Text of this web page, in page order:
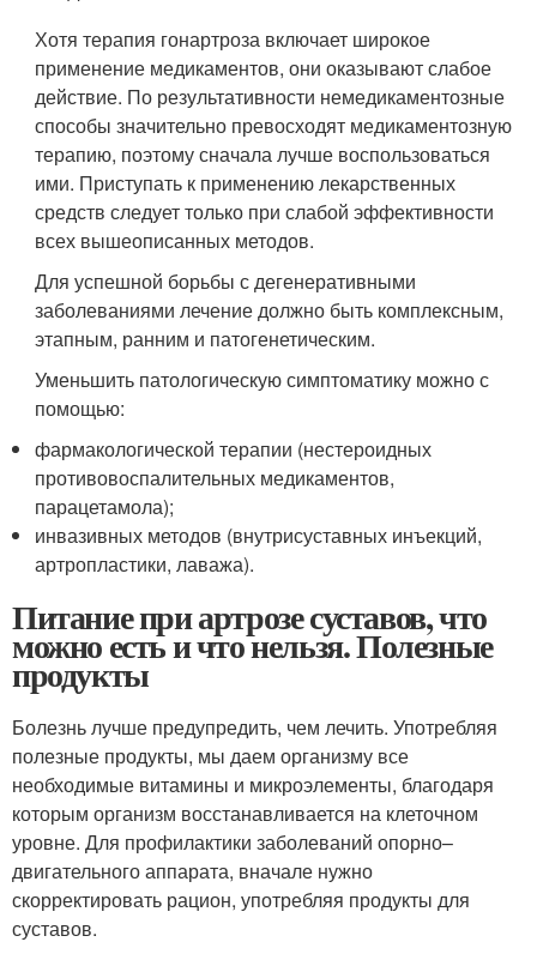
Хотя терапия гонартроза включает широкое
применение медикаментов, они оказывают слабое
действие. По результативности немедикаментозные
способы значительно превосходят медикаментозную
терапию, поэтому сначала лучше воспользоваться
ими. Приступать к применению лекарственных
средств следует только при слабой эффективности
всех вышеописанных методов.
Для успешной борьбы с дегенеративными
заболеваниями лечение должно быть комплексным,
этапным, ранним и патогенетическим.
Уменьшить патологическую симптоматику можно с
помощью:
фармакологической терапии (нестероидных
противовоспалительных медикаментов,
парацетамола);
инвазивных методов (внутрисуставных инъекций,
артропластики, лаважа).
Питание при артрозе суставов, что
можно есть и что нельзя. Полезные
продукты
Болезнь лучше предупредить, чем лечить. Употребляя
полезные продукты, мы даем организму все
необходимые витамины и микроэлементы, благодаря
которым организм восстанавливается на клеточном
уровне. Для профилактики заболеваний опорно–
двигательного аппарата, вначале нужно
скорректировать рацион, употребляя продукты для
суставов.